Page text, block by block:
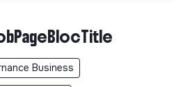
Business